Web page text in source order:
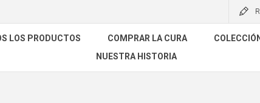
LOS PRODUCTOS COMPRAR LA CURA COLECCIÓN
NUESTRA HISTORIA